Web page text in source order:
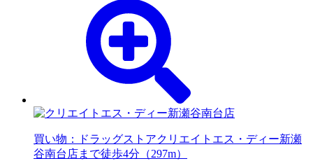
買い物：ドラッグストアクリエイトエス・ディー新瀬
谷南台店まで徒歩4分（297m）